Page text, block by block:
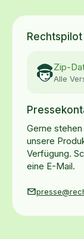
Zip-
Alle
Gerne
unsere
Verfügung.
eine E-Mail.